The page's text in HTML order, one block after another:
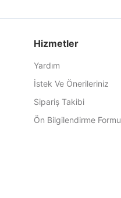
Hizmetler
Yardım
İstek Ve Önerileriniz
Sipariş Takibi
Ön Bilgilendirme Formu